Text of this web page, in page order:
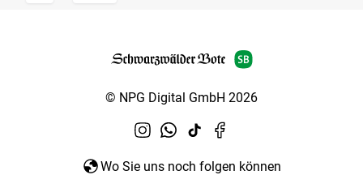
© NPG Digital GmbH 2026
Wo Sie uns noch folgen können